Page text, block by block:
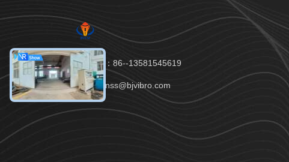
Téléphone：86--13581545619
E-mail：tianss@bjvibro.com